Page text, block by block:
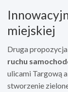
miejskiej
Druga
ruchu
ulicami Targową
stworzenie